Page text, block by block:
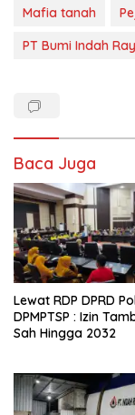
Mafia tanah
PT Bumi Indah
Baca Juga
Lewat RDP DPRD
DPMPTSP : Izin
Sah Hingga 2032